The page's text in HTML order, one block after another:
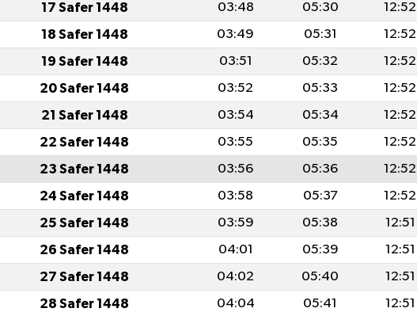
17 Safer 1448 03:48 05:30 12:52
18 Safer 1448 03:49 05:31 12:52
19 Safer 1448 03:51 05:32 12:52
20 Safer 1448 03:52 05:33 12:52
21 Safer 1448 03:54 05:34 12:52
22 Safer 1448 03:55 05:35 12:52
23 Safer 1448 03:56 05:36 12:52
24 Safer 1448 03:58 05:37 12:52
25 Safer 1448 03:59 05:38 12:51
26 Safer 1448 04:01 05:39 12:51
27 Safer 1448 04:02 05:40 12:51
28 Safer 1448 04:04 05:41 12:51